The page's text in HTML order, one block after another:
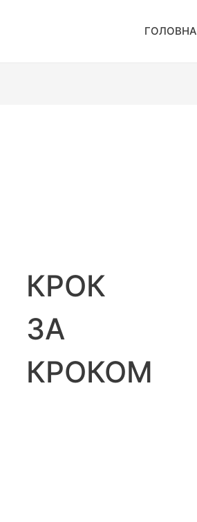
ГОЛОВНА
КРОК
ЗА
КРОКОМ